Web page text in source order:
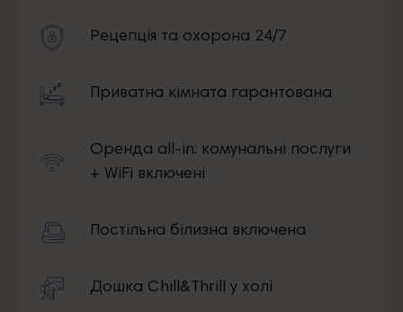
Рецепція та охорона 24/7
Приватна кімната гарантована
Оренда all-in: комунальні послуги
+ WiFi включені
Постільна білизна включена
Дошка Chill&Thrill у холі